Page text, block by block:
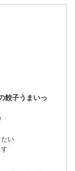
餃子うまいっ
い